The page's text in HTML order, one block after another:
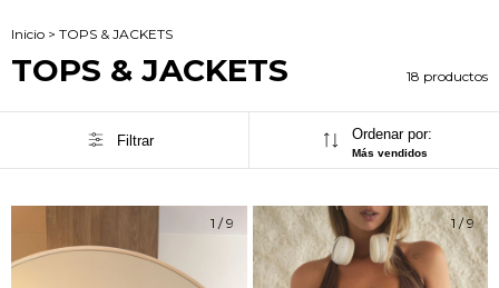
Inicio > TOPS & JACKETS
TOPS & JACKETS 18 productos
Filtrar Ordenar por:
Más vendidos
1 /9 1 /9